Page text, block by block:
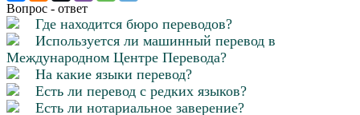
Вопрос - ответ
Где находится бюро переводов?
Используется ли машинный перевод в
Международном Центре Перевода?
На какие языки перевод?
Есть ли перевод с редких языков?
Есть ли нотариальное заверение?